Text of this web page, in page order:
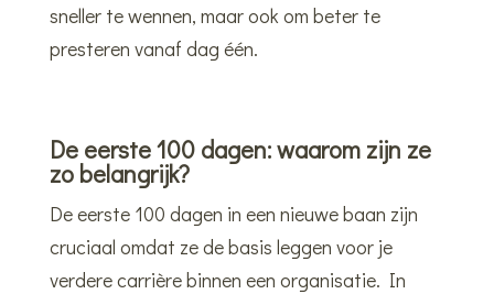
sneller te wennen, maar ook om beter te
presteren vanaf dag één.
De eerste 100 dagen: waarom zijn ze
zo belangrijk?
De eerste 100 dagen in een nieuwe baan zijn
cruciaal omdat ze de basis leggen voor je
verdere carrière binnen een organisatie. In